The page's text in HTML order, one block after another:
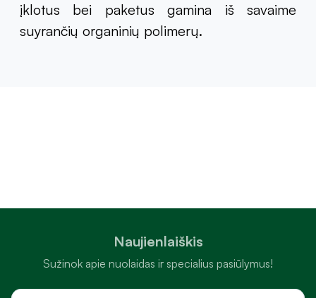
įklotus bei paketus gamina iš savaime
suyrančių organinių polimerų.
Naujienlaiškis
Sužinok apie nuolaidas ir specialius pasiūlymus!